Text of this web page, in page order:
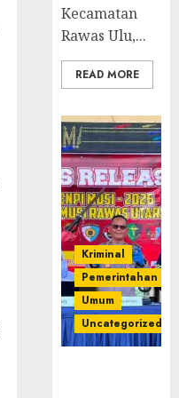
Kecamatan
Rawas Ulu,...
READ MORE
Kriminal
Pemerintahan
Umum
Uncategorized